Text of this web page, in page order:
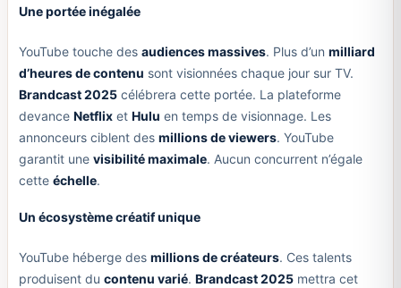
Une portée inégalée
YouTube touche des audiences massives. Plus d’un milliard
d’heures de contenu sont visionnées chaque jour sur TV.
Brandcast 2025célébrera cette portée. La plateforme
devance Netflixet Hulu en temps de visionnage. Les
annonceurs ciblent des millions de viewers. YouTube
garantit une visibilité maximale. Aucun concurrent n’égale
cette échelle.
Un écosystème créatif unique
YouTube héberge des millions de créateurs. Ces talents
produisent du contenu varié. Brandcast 2025mettra cet